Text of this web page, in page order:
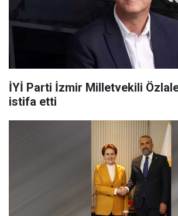
İYİ Parti İzmir Milletvekili
istifa etti